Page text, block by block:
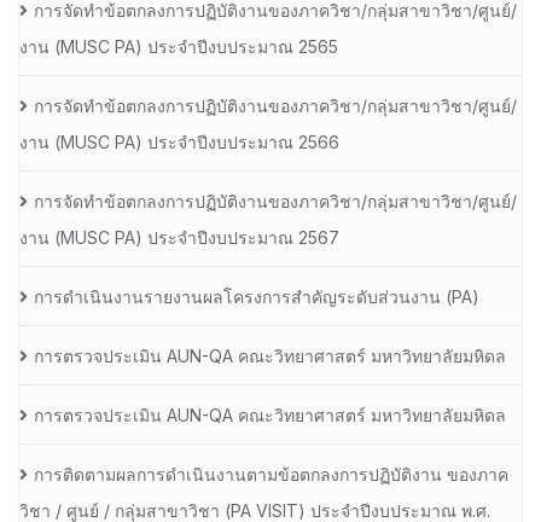
การจัดทำข้อตกลงการปฏิบัติงานของภาควิชา/กลุ่มสาขาวิชา/ศูนย์/
งาน (MUSC PA) ประจำปีงบประมาณ 2565
การจัดทำข้อตกลงการปฏิบัติงานของภาควิชา/กลุ่มสาขาวิชา/ศูนย์/
งาน (MUSC PA) ประจำปีงบประมาณ 2566
การจัดทำข้อตกลงการปฏิบัติงานของภาควิชา/กลุ่มสาขาวิชา/ศูนย์/
งาน (MUSC PA) ประจำปีงบประมาณ 2567
การดำเนินงานรายงานผลโครงการสำคัญระดับส่วนงาน (PA)
การตรวจประเมิน AUN-QA คณะวิทยาศาสตร์ มหาวิทยาลัยมหิดล
การตรวจประเมิน AUN-QA คณะวิทยาศาสตร์ มหาวิทยาลัยมหิดล
การติดตามผลการดำเนินงานตามข้อตกลงการปฏิบัติงาน ของภาค
วิชา / ศูนย์ / กลุ่มสาขาวิชา (PA VISIT) ประจำปีงบประมาณ พ.ศ.​